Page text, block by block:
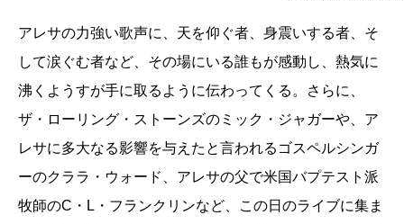
アレサの力強い歌声に、天を仰ぐ者、身震いする者、そ
して涙ぐむ者など、その場にいる誰もが感動し、熱気に
沸くようすが手に取るように伝わってくる。さらに、
ザ・ローリング・ストーンズのミック・ジャガーや、ア
レサに多大なる影響を与えたと言われるゴスペルシンガ
ーのクララ・ウォード、アレサの父で米国バプテスト派
牧師のC・L・フランクリンなど、この日のライブに集ま